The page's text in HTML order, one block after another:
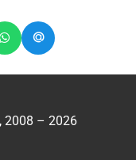
, 2008 – 2026